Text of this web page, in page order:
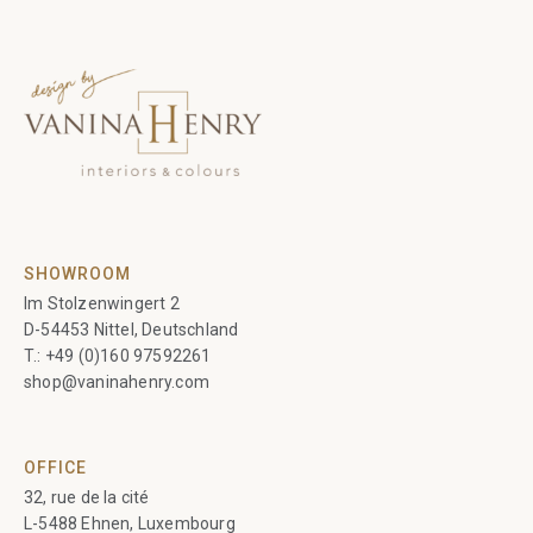
SHOWROOM
Im Stolzenwingert 2
D-54453 Nittel, Deutschland
T.: +49 (0)160 97592261
shop@vaninahenry.com
OFFICE
32, rue de la cité
L-5488 Ehnen, Luxembourg